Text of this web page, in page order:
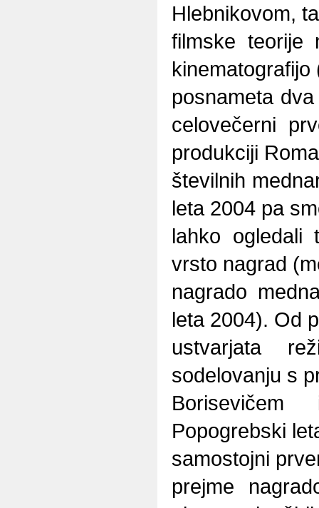
Hlebnikovom,
filmske teorije
kinematografijo
posnameta
celovečerni
produkciji
številnih
leta 2004 pa
lahko ogledali
vrsto nagrad
nagrado
leta 2004). Od
ustvarjata
sodelovanju s
Popogrebski
samostojni
prejme